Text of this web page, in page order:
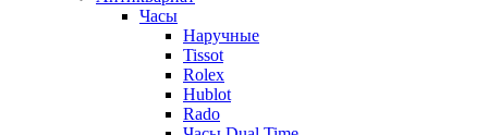
Часы
Наручные
Tissot
Rolex
Hublot
Rado